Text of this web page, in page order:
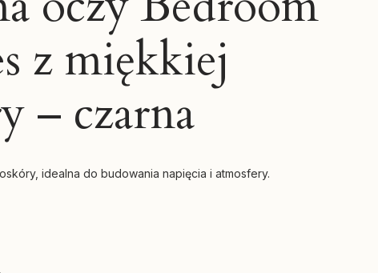
z miękkiej
– czarna
idealna do budowania napięcia i atmosfery.